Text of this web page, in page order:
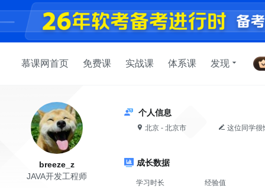
慕课网首页 免费课 实战课 体系课 发现
breeze_z
JAVA开发工程师
个人信息
北京 - 北京市 这位同学很
成长数据
学习时长 经验值